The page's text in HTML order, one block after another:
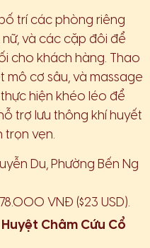
trí các phòng riêng
và các cặp đôi để
cho khách hàng. Thao
mô cơ sâu, và massage
hiện khéo léo để
trợ lưu thông khí huyết
trọn vẹn.
Du, Phường Bến Ng
VNĐ ($23 USD).
Châm Cứu Cổ